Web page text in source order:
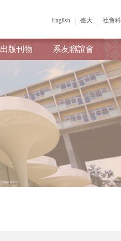
English 臺大 社會
出版刊物 系友聯誼會